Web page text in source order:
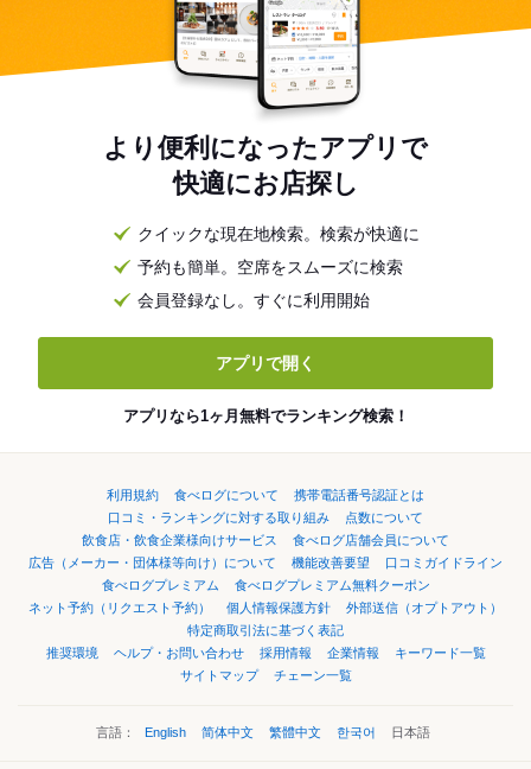
より便利になったアプリで
快適にお店探し
クイックな現在地検索。検索が快適に
予約も簡単。空席をスムーズに検索
会員登録なし。すぐに利用開始
アプリで開く
アプリなら1ヶ月無料でランキング検索！
利用規約 食べログについて
携帯電話番号認証とは
口コミ・ランキングに対する取り組み
点数について
飲食店・飲食企業様向けサービス
食べログ店舗会員について
広告（メーカー・団体様等向け）について
機能改善要望
口コミガイドライン
食べログプレミアム
食べログプレミアム無料クーポン
ネット予約（リクエスト予約）
個人情報保護方針
外部送信（オプトアウト）
特定商取引法に基づく表記
推奨環境
ヘルプ・お問い合わせ 採用情報 企業情報
キーワード一覧
サイトマップ
チェーン一覧
言語： English 简体中文 繁體中文 한국어 日本語